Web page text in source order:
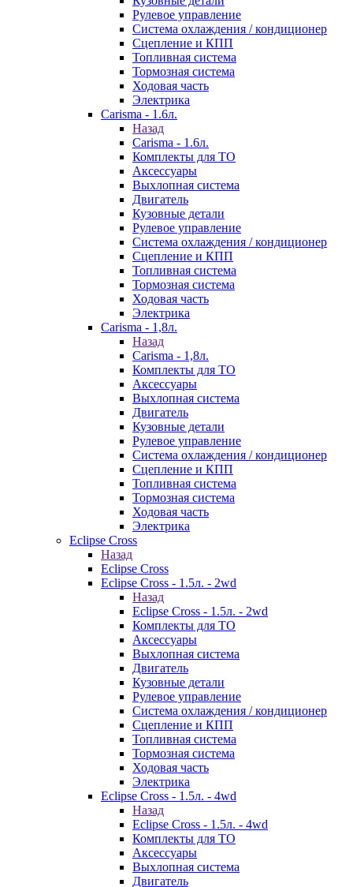
Рулевое управление
Система охлаждения / кондиционер
Сцепление и КПП
Топливная система
Тормозная система
Ходовая часть
Электрика
Carisma - 1.6л.
Назад
Carisma - 1.6л.
Комплекты для ТО
Аксессуары
Выхлопная система
Двигатель
Кузовные детали
Рулевое управление
Система охлаждения / кондиционер
Сцепление и КПП
Топливная система
Тормозная система
Ходовая часть
Электрика
Carisma - 1,8л.
Назад
Carisma - 1,8л.
Комплекты для ТО
Аксессуары
Выхлопная система
Двигатель
Кузовные детали
Рулевое управление
Система охлаждения / кондиционер
Сцепление и КПП
Топливная система
Тормозная система
Ходовая часть
Электрика
Eclipse Cross
Назад
Eclipse Cross
Eclipse Cross - 1.5л. - 2wd
Назад
Eclipse Cross - 1.5л. - 2wd
Комплекты для ТО
Аксессуары
Выхлопная система
Двигатель
Кузовные детали
Рулевое управление
Система охлаждения / кондиционер
Сцепление и КПП
Топливная система
Тормозная система
Ходовая часть
Электрика
Eclipse Cross - 1.5л. - 4wd
Назад
Eclipse Cross - 1.5л. - 4wd
Комплекты для ТО
Аксессуары
Выхлопная система
Двигатель